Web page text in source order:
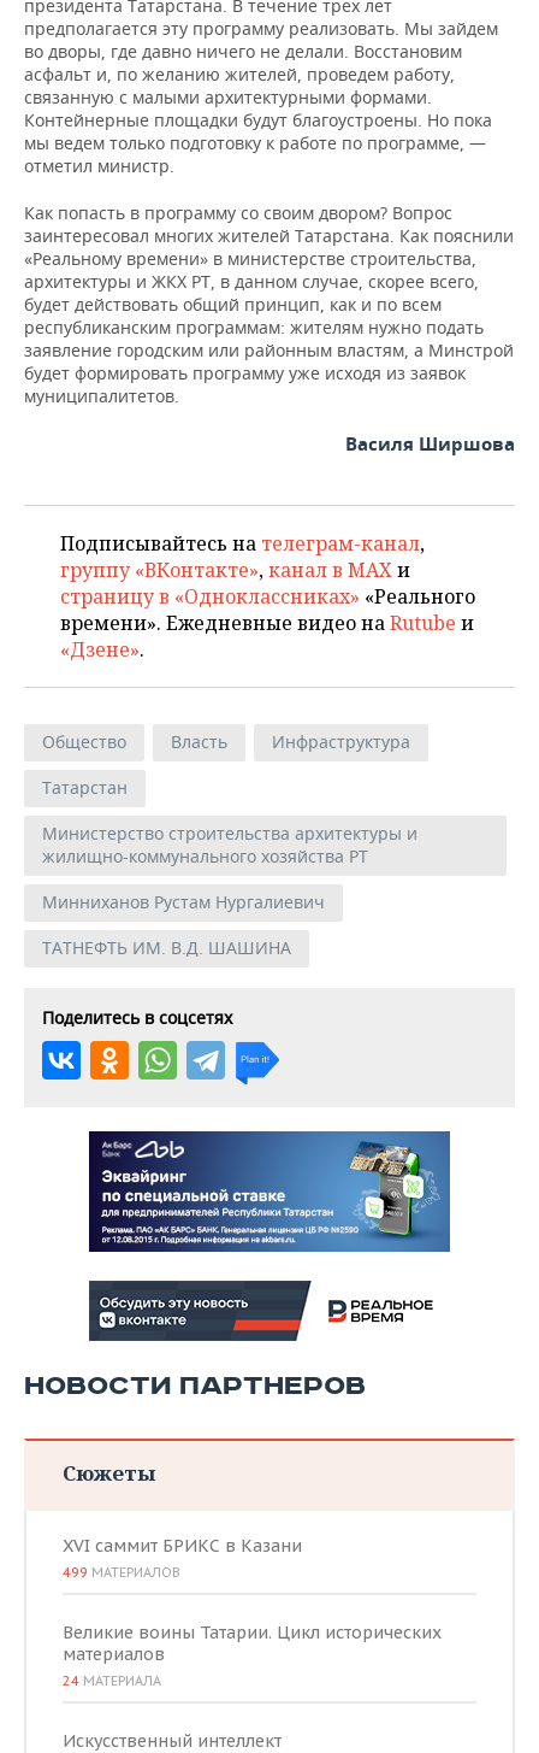
президента Татарстана. В течение трех лет
предполагается эту программу реализовать. Мы зайдем
во дворы, где давно ничего не делали. Восстановим
асфальт и, по желанию жителей, проведем работу,
связанную с малыми архитектурными формами.
Контейнерные площадки будут благоустроены. Но пока
мы ведем только подготовку к работе по программе, —
отметил министр.
Как попасть в программу со своим двором? Вопрос
заинтересовал многих жителей Татарстана. Как пояснили
«Реальному времени» в министерстве строительства,
архитектуры и ЖКХ РТ, в данном случае, скорее всего,
будет действовать общий принцип, как и по всем
республиканским программам: жителям нужно подать
заявление городским или районным властям, а Минстрой
будет формировать программу уже исходя из заявок
муниципалитетов.
Василя Ширшова
Подписывайтесь на телеграм-канал,
группу «ВКонтакте»,канал в MAXи
страницу в «Одноклассниках» «Реального
времени». Ежедневные видео наRutube и
«Дзене».
Общество Власть
Инфраструктура
Татарстан
Министерство строительства архитектуры и
жилищно-коммунального хозяйства РТ
Минниханов Рустам Нургалиевич
ТАТНЕФТЬ ИМ. В.Д. ШАШИНА
Поделитесь в соцсетях
НОВОСТИ ПАРТНЕРОВ
Сюжеты
XVI саммит БРИКС в Казани
499 МАТЕРИАЛОВ
Великие воины Татарии. Цикл исторических
материалов
24 МАТЕРИАЛА
Искусственный интеллект